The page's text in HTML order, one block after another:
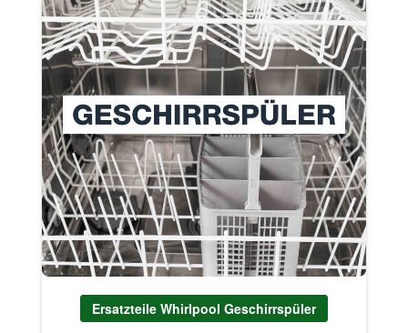
Ersatzteile Whirlpool Geschirrspüler